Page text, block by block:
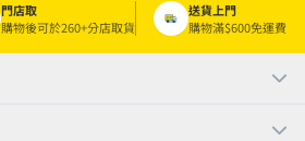
門店取
購物後可於260+分店取貨
送貨上門
購物滿$600免運費